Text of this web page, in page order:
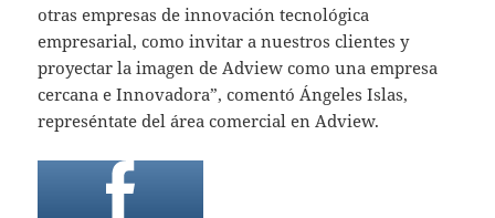
otras empresas de innovación tecnológica
empresarial, como invitar a nuestros clientes y
proyectar la imagen de Adview como una empresa
cercana e Innovadora”, comentó Ángeles Islas,
represéntate del área comercial en Adview.